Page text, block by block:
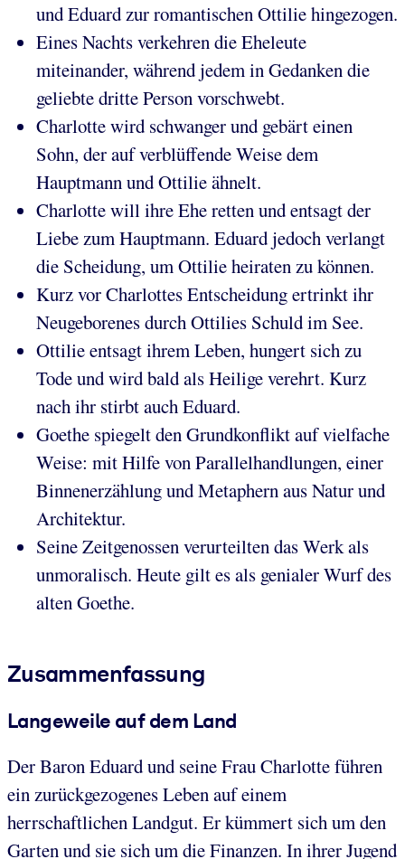
und Eduard zur romantischen Ottilie hingezogen.
Eines Nachts verkehren die Eheleute
miteinander, während jedem in Gedanken die
geliebte dritte Person vorschwebt.
Charlotte wird schwanger und gebärt einen
Sohn, der auf verblüffende Weise dem
Hauptmann und Ottilie ähnelt.
Charlotte will ihre Ehe retten und entsagt der
Liebe zum Hauptmann. Eduard jedoch verlangt
die Scheidung, um Ottilie heiraten zu können.
Kurz vor Charlottes Entscheidung ertrinkt ihr
Neugeborenes durch Ottilies Schuld im See.
Ottilie entsagt ihrem Leben, hungert sich zu
Tode und wird bald als Heilige verehrt. Kurz
nach ihr stirbt auch Eduard.
Goethe spiegelt den Grundkonflikt auf vielfache
Weise: mit Hilfe von Parallelhandlungen, einer
Binnenerzählung und Metaphern aus Natur und
Architektur.
Seine Zeitgenossen verurteilten das Werk als
unmoralisch. Heute gilt es als genialer Wurf des
alten Goethe.
Zusammenfassung
Langeweile auf dem Land
Der Baron Eduard und seine Frau Charlotte führen
ein zurückgezogenes Leben auf einem
herrschaftlichen Landgut. Er kümmert sich um den
Garten und sie sich um die Finanzen. In ihrer Jugend